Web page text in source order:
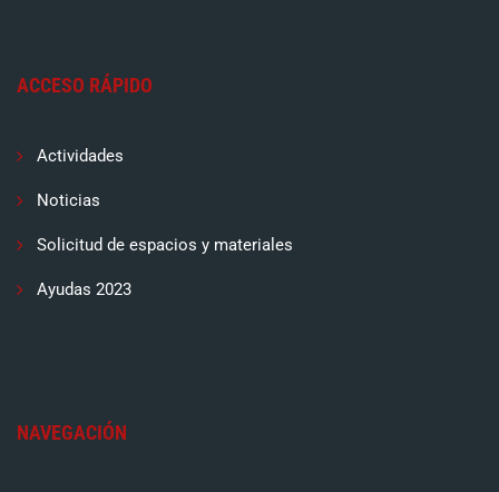
ACCESO RÁPIDO
Actividades
Noticias
Solicitud de espacios y materiales
Ayudas 2023
NAVEGACIÓN